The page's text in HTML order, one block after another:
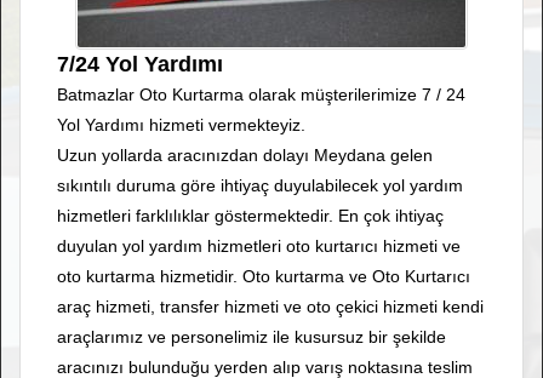
7/24 Yol Yardımı
Batmazlar Oto Kurtarma olarak müşterilerimize 7 / 24
Yol Yardımı hizmeti vermekteyiz.
Uzun yollarda aracınızdan dolayı Meydana gelen
sıkıntılı duruma göre ihtiyaç duyulabilecek yol yardım
hizmetleri farklılıklar göstermektedir. En çok ihtiyaç
duyulan yol yardım hizmetleri oto kurtarıcı hizmeti ve
oto kurtarma hizmetidir. Oto kurtarma ve Oto Kurtarıcı
araç hizmeti, transfer hizmeti ve oto çekici hizmeti kendi
araçlarımız ve personelimiz ile kusursuz bir şekilde
aracınızı bulunduğu yerden alıp varış noktasına teslim